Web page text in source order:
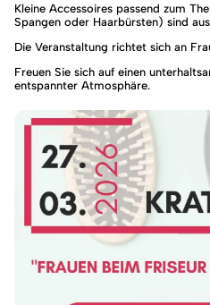
Kleine Accessoires passend zum
Spangen oder Haarbürsten) sind
Die Veranstaltung richtet sich an
Freuen Sie sich auf einen
entspannter Atmosphäre.